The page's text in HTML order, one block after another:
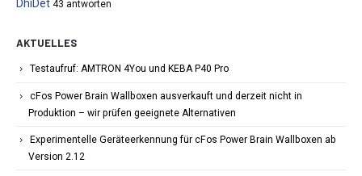
DhiDet 43 antworten
AKTUELLES
Testaufruf: AMTRON 4You und KEBA P40 Pro
cFos Power Brain Wallboxen ausverkauft und derzeit nicht in
Produktion – wir prüfen geeignete Alternativen
Experimentelle Geräteerkennung für cFos Power Brain Wallboxen ab
Version 2.12